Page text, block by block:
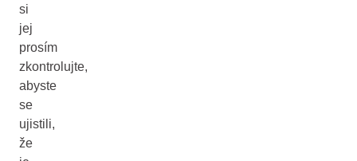
si
jej
prosím
zkontrolujte,
abyste
se
ujistili,
že